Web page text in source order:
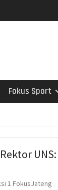
Fokus Sport
1 FokusJateng